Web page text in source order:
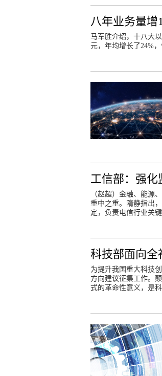
八年业务量增
马军胜介绍，十八大
元，年均增长了24%
工信部：强化
（赵超）金融、能源
重中之重。隋静指出
定，负责电信行业关
科技部面向全
为提升我国重大科技
方向建议征集工作。
式的革命性意义，是